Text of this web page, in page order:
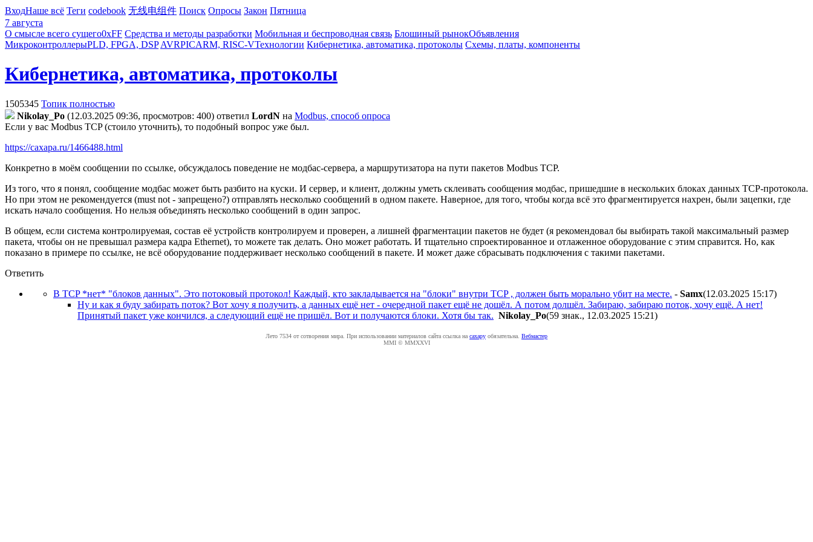
ВходНаше всё Теги codebook 无线电组件 Поиск Опросы Закон Пятница
7 августа
О смысле всего сущего0xFF Средства и методы разработки Мобильная и беспроводная связь Блошиный рынокОбъявления
МикроконтроллерыPLD, FPGA, DSP AVRPICARM, RISC-VТехнологии Кибернетика, автоматика, протоколы Схемы, платы, компоненты
Кибернетика, автоматика, протоколы
1505345 Топик полностью
Nikolay_Po (12.03.2025 09:36, просмотров: 400) ответил LordN на Modbus, способ опроса
Если у вас Modbus TCP (стоило уточнить), то подобный вопрос уже был.
https://caxapa.ru/1466488.html
Конкретно в моём сообщении по ссылке, обсуждалось поведение не модбас-сервера, а маршрутизатора на пути пакетов Modbus TCP.
Из того, что я понял, сообщение модбас может быть разбито на куски. И сервер, и клиент, должны уметь склеивать сообщения модбас, пришедшие в нескольких блоках данных TCP-протокола.
Но при этом не рекомендуется (must not - запрещено?) отправлять несколько сообщений в одном пакете. Наверное, для того, чтобы когда всё это фрагментируется нахрен, были зацепки, где
искать начало сообщения. Но нельзя объединять несколько сообщений в один запрос.
В общем, если система контролируемая, состав её устройств контролируем и проверен, а лишней фрагментации пакетов не будет (я рекомендовал бы выбирать такой максимальный размер
пакета, чтобы он не превышал размера кадра Ethernet), то можете так делать. Оно может работать. И тщательно спроектированное и отлаженное оборудование с этим справится. Но, как
показано в примере по ссылке, не всё оборудование поддерживает несколько сообщений в пакете. И может даже сбрасывать подключения с такими пакетами.
Ответить
В TCP *нет* "блоков данных". Это потоковый протокол! Каждый, кто закладывается на "блоки" внутри TCP , должен быть морально убит на месте. - Samx(12.03.2025 15:17)
Ну и как я буду забирать поток? Вот хочу я получить, а данных ещё нет - очередной пакет ещё не дошёл. А потом долшёл. Забираю, забираю поток, хочу ещё. А нет!
Принятый пакет уже кончился, а следующий ещё не пришёл. Вот и получаются блоки. Хотя бы так. Nikolay_Po(59 знак., 12.03.2025 15:21)
Лето 7534 от сотворения мира. При использовании материалов сайта ссылка на caxapу обязательна. Вебмастер
MMI © MMXXVI